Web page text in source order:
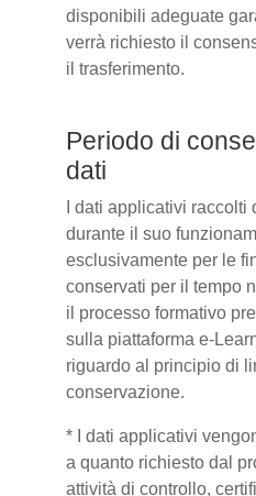
disponibili adeguate
verrà richiesto il
il trasferimento.
Periodo di
dati
I dati applicativi raccolti
durante il suo
esclusivamente per le
conservati per il tempo
il processo formativo
sulla piattaforma e-
riguardo al principio di
conservazione.
* I dati applicativi
a quanto richiesto dal
attività di controllo,